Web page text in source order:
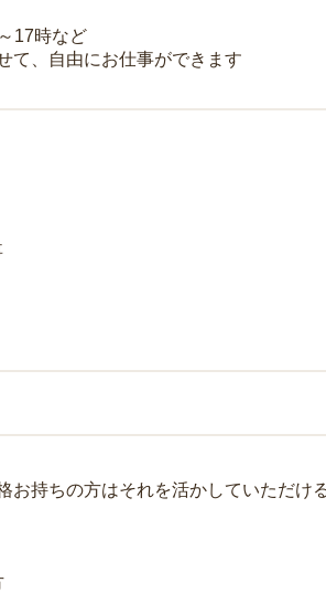
17時など
て、自由にお仕事ができます
お持ちの方はそれを活かしていただけ